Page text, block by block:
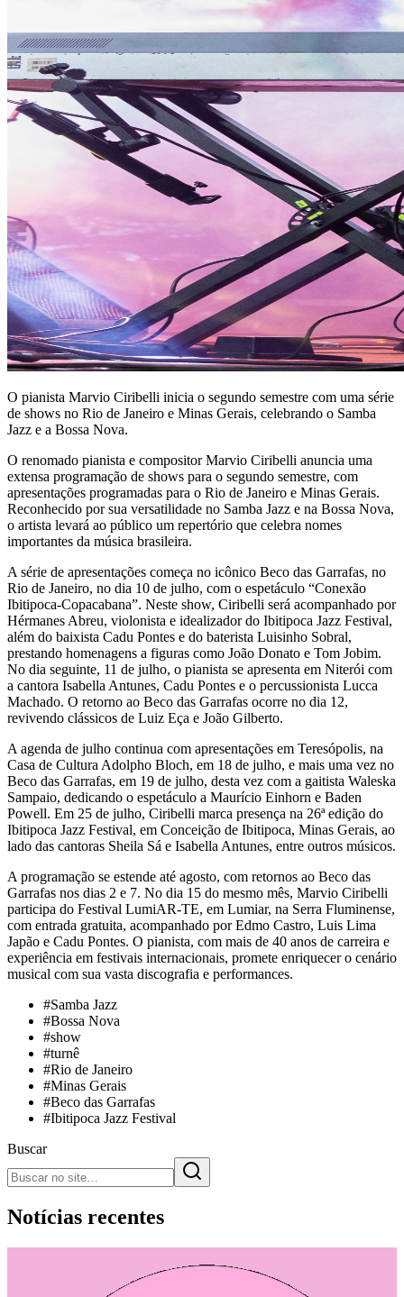
O pianista Marvio Ciribelli inicia o segundo semestre com uma série
de shows no Rio de Janeiro e Minas Gerais, celebrando o Samba
Jazz e a Bossa Nova.
O renomado pianista e compositor Marvio Ciribelli anuncia uma
extensa programação de shows para o segundo semestre, com
apresentações programadas para o Rio de Janeiro e Minas Gerais.
Reconhecido por sua versatilidade no Samba Jazz e na Bossa Nova,
o artista levará ao público um repertório que celebra nomes
importantes da música brasileira.
A série de apresentações começa no icônico Beco das Garrafas, no
Rio de Janeiro, no dia 10 de julho, com o espetáculo “Conexão
Ibitipoca-Copacabana”. Neste show, Ciribelli será acompanhado por
Hérmanes Abreu, violonista e idealizador do Ibitipoca Jazz Festival,
além do baixista Cadu Pontes e do baterista Luisinho Sobral,
prestando homenagens a figuras como João Donato e Tom Jobim.
No dia seguinte, 11 de julho, o pianista se apresenta em Niterói com
a cantora Isabella Antunes, Cadu Pontes e o percussionista Lucca
Machado. O retorno ao Beco das Garrafas ocorre no dia 12,
revivendo clássicos de Luiz Eça e João Gilberto.
A agenda de julho continua com apresentações em Teresópolis, na
Casa de Cultura Adolpho Bloch, em 18 de julho, e mais uma vez no
Beco das Garrafas, em 19 de julho, desta vez com a gaitista Waleska
Sampaio, dedicando o espetáculo a Maurício Einhorn e Baden
Powell. Em 25 de julho, Ciribelli marca presença na 26ª edição do
Ibitipoca Jazz Festival, em Conceição de Ibitipoca, Minas Gerais, ao
lado das cantoras Sheila Sá e Isabella Antunes, entre outros músicos.
A programação se estende até agosto, com retornos ao Beco das
Garrafas nos dias 2 e 7. No dia 15 do mesmo mês, Marvio Ciribelli
participa do Festival LumiAR-TE, em Lumiar, na Serra Fluminense,
com entrada gratuita, acompanhado por Edmo Castro, Luis Lima
Japão e Cadu Pontes. O pianista, com mais de 40 anos de carreira e
experiência em festivais internacionais, promete enriquecer o cenário
musical com sua vasta discografia e performances.
#Samba Jazz
#Bossa Nova
#show
#turnê
#Rio de Janeiro
#Minas Gerais
#Beco das Garrafas
#Ibitipoca Jazz Festival
Buscar
Notícias recentes